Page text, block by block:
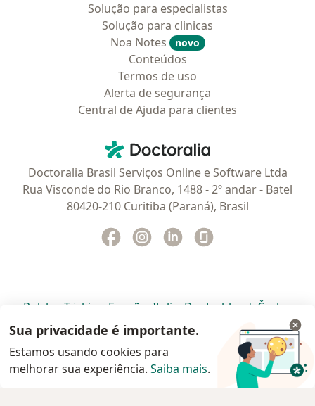
Solução para especialistas
Solução para clinicas
Noa Notes
novo
Conteúdos
Termos de uso
Alerta de segurança
Central de Ajuda para clientes
Doctoralia - Homepage
Doctoralia Brasil Serviços Online e Software Ltda
Rua Visconde do Rio Branco, 1488 - 2º andar - Batel
80420-210 Curitiba (Paraná), Brasil
Facebook
abre num novo separador
Instagram
abre num novo separador
Linkedin
abre num novo
Polska abre num novo separador
Türkiye abre num novo separador
España abre num novo separador
Italia abre num novo
Deutschlandabre num
Česko
Portugal abre num novo separador
, México abre num novo separador
, abre num novo separador
Brasil abre num novoabre num
abre
Colombia abre num novo
www.doctoralia.com.br © 2026 - Agende agora sua
Sua privacidade é importante.
Estamos usando cookies para
melhorar sua experiência. Saiba mais.